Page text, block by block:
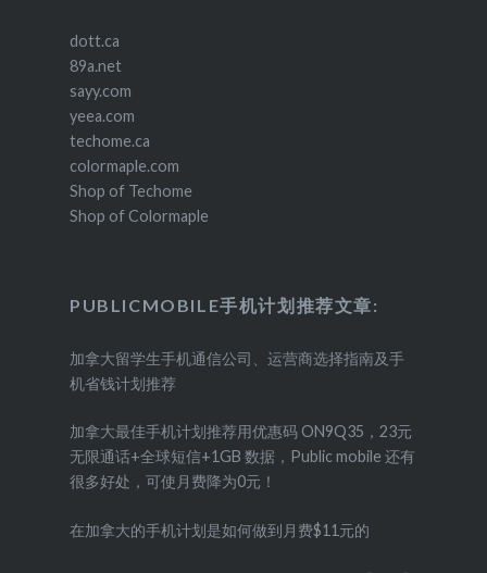
dott.ca
89a.net
sayy.com
yeea.com
techome.ca
colormaple.com
Shop of Techome
Shop of Colormaple
PUBLICMOBILE手机计划推荐文章:
加拿大留学生手机通信公司、运营商选择指南及手
机省钱计划推荐
加拿大最佳手机计划推荐用优惠码 ON9Q35，23元
无限通话+全球短信+1GB 数据，Public mobile 还有
很多好处，可使月费降为0元！
在加拿大的手机计划是如何做到月费$11元的